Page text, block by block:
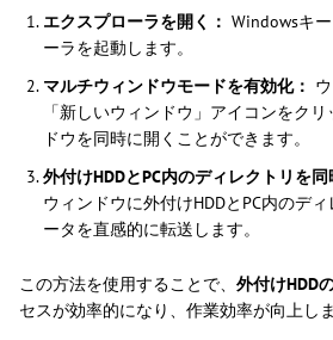
エクスプローラを開く： Windowsキ
ーラを起動します。
マルチウィンドウモードを有効化：
「新しいウィンドウ」アイコンをク
ドウを同時に開くことができます。
外付けHDDとPC内のディレクトリを同
ウィンドウに外付けHDDとPC内のデ
ータを直感的に転送します。
この方法を使用することで、 外付けHDD
セスが効率的になり、作業効率が向上しま